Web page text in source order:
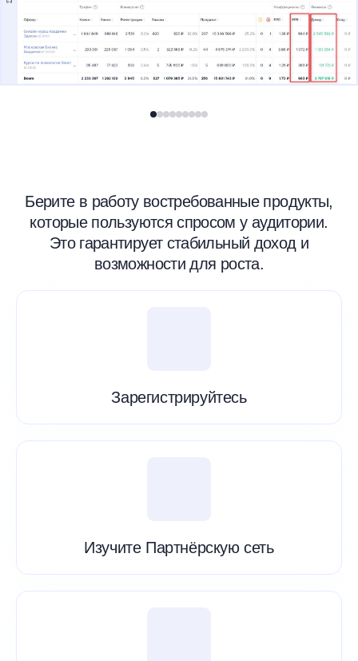
Берите в работу востребованные продукты,
которые пользуются спросом у аудитории.
Это гарантирует стабильный доход и
возможности для роста.
Зарегистрируйтесь
Изучите Партнёрскую сеть